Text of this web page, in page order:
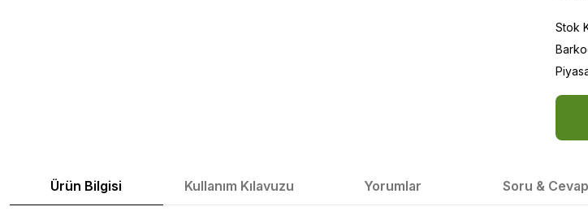
Stok
Ürün Bilgisi Kullanım Kılavuzu Yorumlar Soru & Cevap